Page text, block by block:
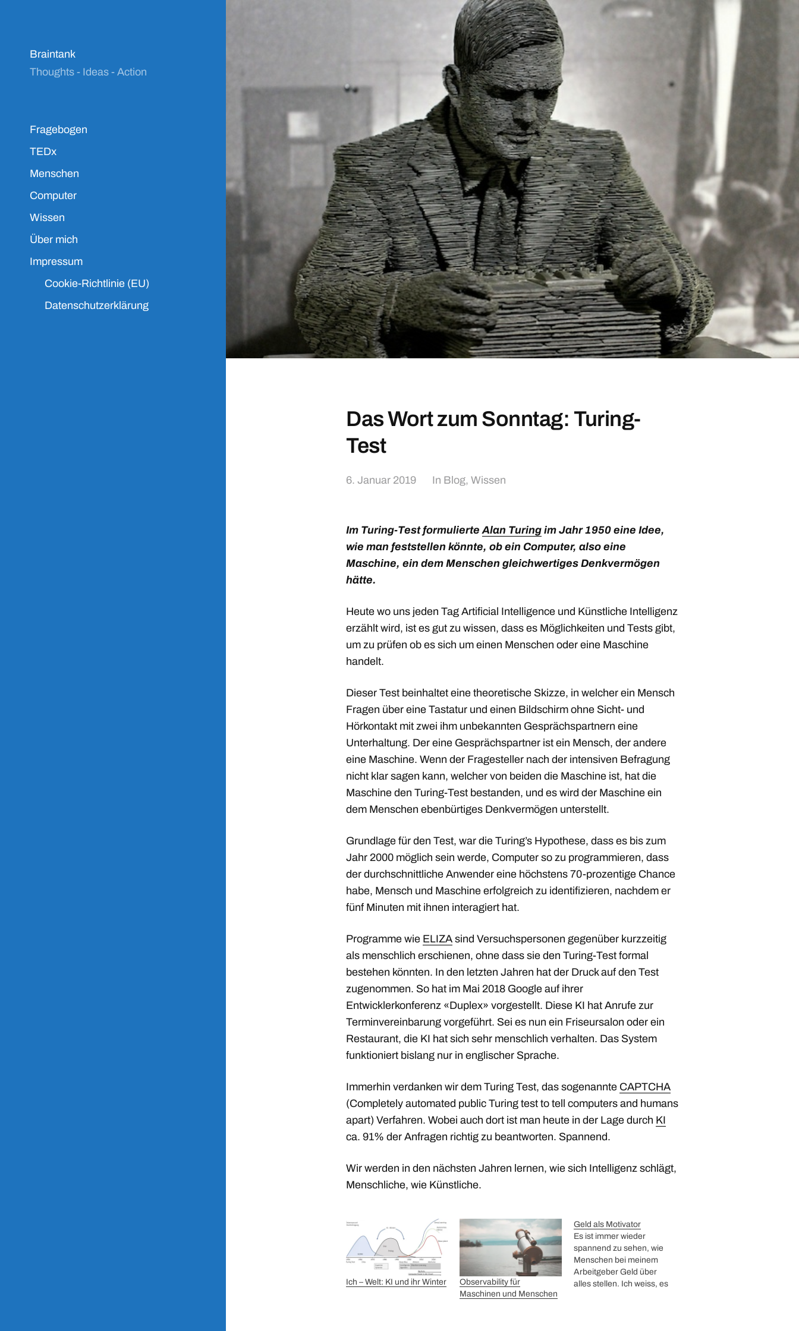
Braintank
Thoughts - Ideas - Action
Fragebogen
TEDx
Menschen
Computer
Wissen
Über mich
Impressum
Cookie-Richtlinie (EU)
Datenschutzerklärung
Das Wort zum Sonntag: Turing-
Test
6. Januar 2019 In Blog, Wissen
Im Turing-Test formulierte Alan Turing im Jahr 1950 eine Idee,
wie man feststellen könnte, ob ein Computer, also eine
Maschine, ein dem Menschen gleichwertiges Denkvermögen
hätte.
Heute wo uns jeden Tag Artificial Intelligence und Künstliche Intelligenz
erzählt wird, ist es gut zu wissen, dass es Möglichkeiten und Tests gibt,
um zu prüfen ob es sich um einen Menschen oder eine Maschine
handelt.
Dieser Test beinhaltet eine theoretische Skizze, in welcher ein Mensch
Fragen über eine Tastatur und einen Bildschirm ohne Sicht- und
Hörkontakt mit zwei ihm unbekannten Gesprächspartnern eine
Unterhaltung. Der eine Gesprächspartner ist ein Mensch, der andere
eine Maschine. Wenn der Fragesteller nach der intensiven Befragung
nicht klar sagen kann, welcher von beiden die Maschine ist, hat die
Maschine den Turing-Test bestanden, und es wird der Maschine ein
dem Menschen ebenbürtiges Denkvermögen unterstellt.
Grundlage für den Test, war die Turing’s Hypothese, dass es bis zum
Jahr 2000 möglich sein werde, Computer so zu programmieren, dass
der durchschnittliche Anwender eine höchstens 70-prozentige Chance
habe, Mensch und Maschine erfolgreich zu identifizieren, nachdem er
fünf Minuten mit ihnen interagiert hat.
Programme wie ELIZA sind Versuchspersonen gegenüber kurzzeitig
als menschlich erschienen, ohne dass sie den Turing-Test formal
bestehen könnten. In den letzten Jahren hat der Druck auf den Test
zugenommen. So hat im Mai 2018 Google auf ihrer
Entwicklerkonferenz «Duplex» vorgestellt. Diese KI hat Anrufe zur
Terminvereinbarung vorgeführt. Sei es nun ein Friseursalon oder ein
Restaurant, die KI hat sich sehr menschlich verhalten. Das System
funktioniert bislang nur in englischer Sprache.
Immerhin verdanken wir dem Turing Test, das sogenannte CAPTCHA
(Completely automated public Turing test to tell computers and humans
apart) Verfahren. Wobei auch dort ist man heute in der Lage durch KI
ca. 91% der Anfragen richtig zu beantworten. Spannend.
Wir werden in den nächsten Jahren lernen, wie sich Intelligenz schlägt,
Menschliche, wie Künstliche.
Ich – Welt: KI und ihr Winter
Observability für
Maschinen und Menschen
Geld als Motivator
Es ist immer wieder
spannend zu sehen, wie
Menschen bei meinem
Arbeitgeber Geld über
alles stellen. Ich weiss, es